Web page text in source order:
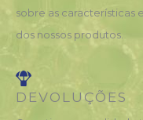
sobre as características
dos nossos produtos.
DEVOLUÇÕES